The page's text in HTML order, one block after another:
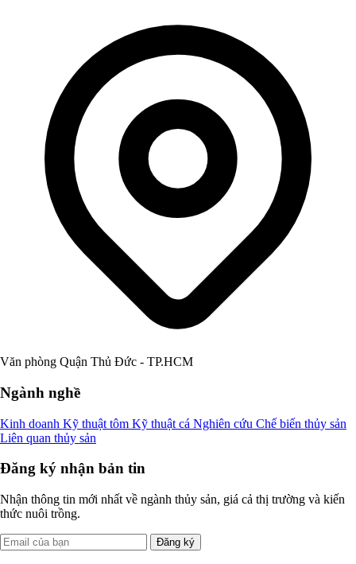
Văn phòng Quận Thủ Đức - TP.HCM
Ngành nghề
Kinh doanh Kỹ thuật tôm Kỹ thuật cá Nghiên cứu Chế biến thủy sản
Liên quan thủy sản
Đăng ký nhận bản tin
Nhận thông tin mới nhất về ngành thủy sản, giá cả thị trường và kiến
thức nuôi trồng.
Đăng ký